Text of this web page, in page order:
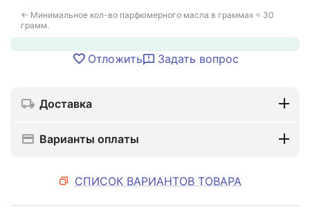
← Минимальное кол-во парфюмерного масла в граммах = 30
грамм.
Отложить Задать вопрос
Доставка
Варианты оплаты
СПИСОК ВАРИАНТОВ ТОВАРА